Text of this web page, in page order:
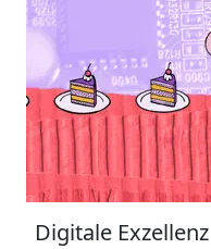
Digitale Exzellenz